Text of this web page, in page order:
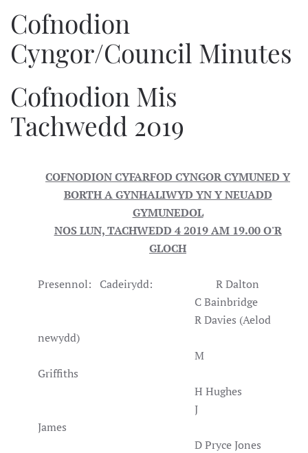
Cofnodion
Cyngor/Council Minutes
Cofnodion Mis
Tachwedd 2019
COFNODION CYFARFOD CYNGOR CYMUNED Y
BORTH A GYNHALIWYD YN Y NEUADD
GYMUNEDOL
NOS LUN, TACHWEDD 4 2019 AM 19.00 O'R
GLOCH
Presennol: Cadeirydd: R Dalton
C Bainbridge
R Davies (Aelod
newydd)
M
Griffiths
H Hughes
J
James
D Pryce Jones